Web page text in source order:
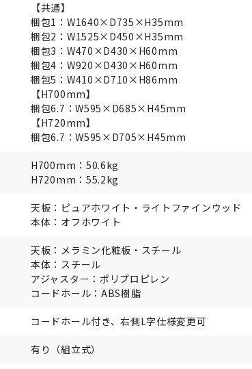
【共通】
梱包1：W1640×D735×H35mm
梱包2：W1525×D450×H35mm
梱包3：W470×D430×H60mm
梱包4：W920×D430×H60mm
梱包5：W410×D710×H86mm
【H700mm】
梱包6.7：W595×D685×H45mm
【H720mm】
梱包6.7：W595×D705×H45mm
H700mm：50.6kg
H720mm：55.2kg
天板：ピュアホワイト・ライトファインウッド
本体：オフホワイト
天板：メラミン化粧板・スチール
本体：スチール
アジャスター：ポリプロピレン
コードホール：ABS樹脂
コードホール付き、右側L字仕様変更可
有り（組立式）